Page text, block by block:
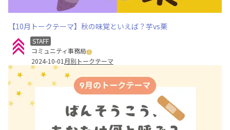
【10月トークテーマ】秋の味覚といえば？芋vs栗
STAFF
コミュニティ事務局
2024-10-01 月別トークテーマ